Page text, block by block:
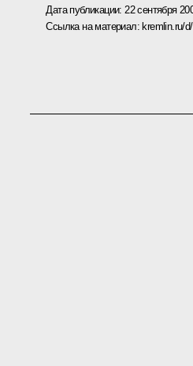
Дата публикации: 22 сентября
Ссылка на материал:kremlin.ru/